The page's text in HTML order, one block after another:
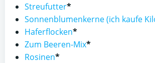
Streufutter*
Sonnenblumenkerne (ich kaufe
Haferflocken*
Zum Beeren-Mix*
Rosinen*